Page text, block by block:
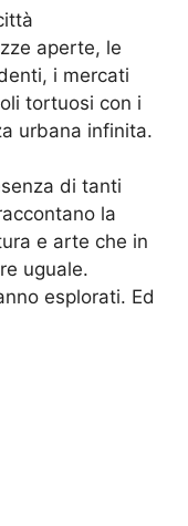
aperte, le
i mercati
tortuosi con i
urbana infinita.
di tanti
la
e arte che in
uguale.
esplorati. Ed